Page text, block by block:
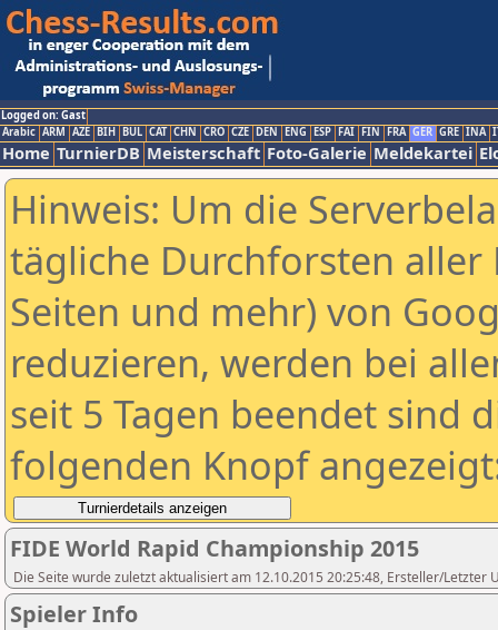
Logged on: Gast
Arabic ARM AZE BIH BUL CAT CHN CRO CZE DEN ENG ESP FAI FIN FRA GER GRE INA
Home TurnierDB Meisterschaft Foto-Galerie Meldekartei
Hinweis: Um die
tägliche Durchforsten aller
Seiten und mehr) von
reduzieren, werden bei
seit 5 Tagen beendet sind
folgenden Knopf
FIDE World Rapid Championship 2015
Die Seite wurde zuletzt aktualisiert am 12.10.2015 20:25:48, Ersteller/Letzter
Spieler Info